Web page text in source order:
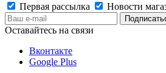
Первая рассылка
Новости
Оставайтесь на связи
Вконтакте
Google Plus